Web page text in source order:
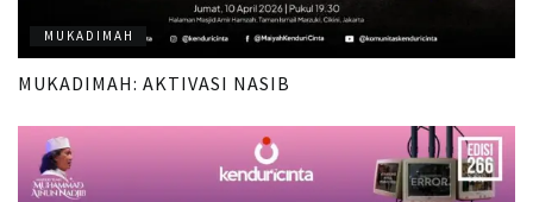
MUKADIMAH
MUKADIMAH: AKTIVASI NASIB